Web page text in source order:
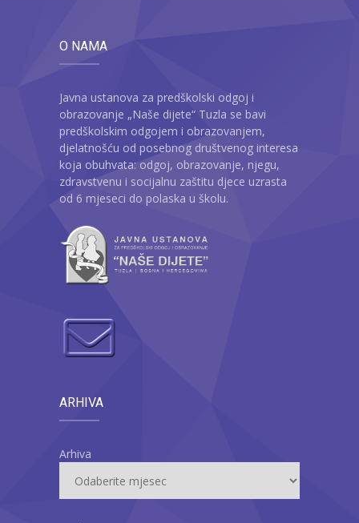
O NAMA
Javna ustanova za predškolski odgoj i
obrazovanje „Naše dijete“ Tuzla se bavi
predškolskim odgojem i obrazovanjem,
djelatnošću od posebnog društvenog interesa
koja obuhvata: odgoj, obrazovanje, njegu,
zdravstvenu i socijalnu zaštitu djece uzrasta
od 6 mjeseci do polaska u školu.
ARHIVA
Arhiva